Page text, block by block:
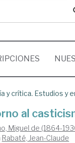
y crítica. Estudios y
al
Miguel de (1864-
Rabaté, Jean-Claude